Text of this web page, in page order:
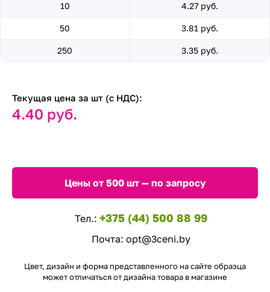
10 4.27 руб.
50 3.81 руб.
250 3.35 руб.
Текущая цена за шт (с НДС):
4.40 руб.
Цены от 500 шт — по запросу
Тел.: +375 (44) 500 88 99
Почта: opt@3ceni.by
Цвет, дизайн и форма представленного на сайте образца
может отличаться от дизайна товара в магазине